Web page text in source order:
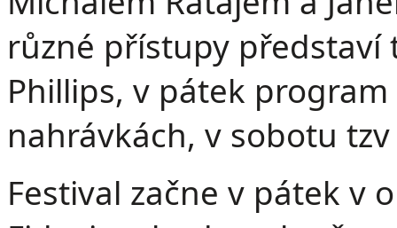
různé přístupy představí
Phillips, v pátek
nahrávkách, v sobotu
Festival začne v pátek v